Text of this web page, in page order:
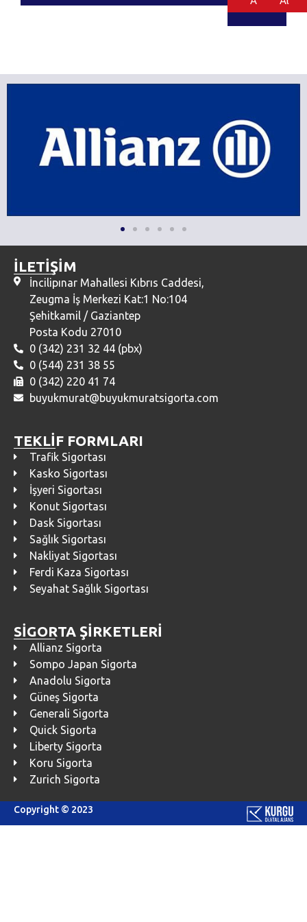
İLETİŞİM
İncilipınar Mahallesi Kıbrıs Caddesi,
Zeugma İş Merkezi Kat:1 No:104
Şehitkamil / Gaziantep
Posta Kodu 27010
0 (342) 231 32 44 (pbx)
0 (544) 231 38 55
0 (342) 220 41 74
buyukmurat@buyukmuratsigorta.com
TEKLİF FORMLARI
Trafik Sigortası
Kasko Sigortası
İşyeri Sigortası
Konut Sigortası
Dask Sigortası
Sağlık Sigortası
Nakliyat Sigortası
Ferdi Kaza Sigortası
Seyahat Sağlık Sigortası
SİGORTA ŞİRKETLERİ
Allianz Sigorta
Sompo Japan Sigorta
Anadolu Sigorta
Güneş Sigorta
Generali Sigorta
Quick Sigorta
Liberty Sigorta
Koru Sigorta
Zurich Sigorta
Copyright © 2023